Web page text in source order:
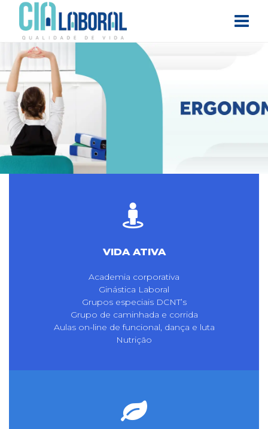
VIDA ATIVA
Academia corporativa
Ginástica Laboral
Grupos especiais DCNT’s
Grupo de caminhada e corrida
Aulas on-line de funcional, dança e luta
Nutrição